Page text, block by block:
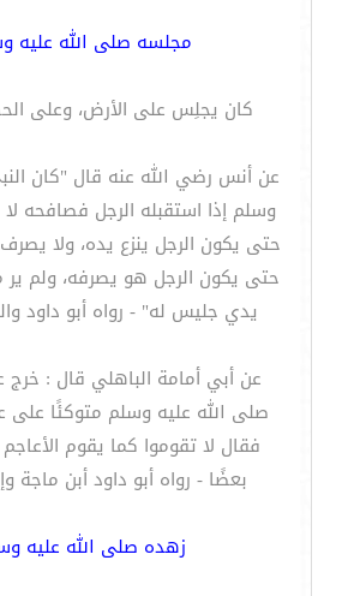
مجلسه صلى الله عليه
كان يجلِس على الأرض، وعلى
عن أنس رضي الله عنه قال "كان
وسلم إذا استقبله الرجل فصافحه
حتى يكون الرجل ينزع يده، ولا
حتى يكون الرجل هو يصرفه، ولم ير
يدي جليس له" - رواه أبو داود
عن أبي أمامة الباهلي قال : خرج
صلى الله عليه وسلم متوكئًا على
فقال لا تقوموا كما يقوم
بعضًا - رواه أبو داود أبن ماجة
زهده صلى الله عليه